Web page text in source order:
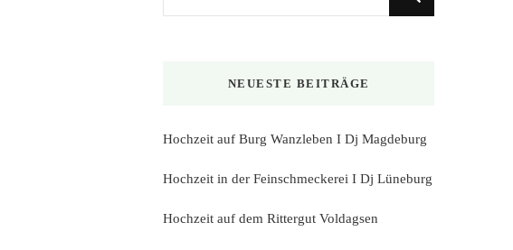
NEUESTE BEITRÄGE
Hochzeit auf Burg Wanzleben I Dj Magdeburg
Hochzeit in der Feinschmeckerei I Dj Lüneburg
Hochzeit auf dem Rittergut Voldagsen